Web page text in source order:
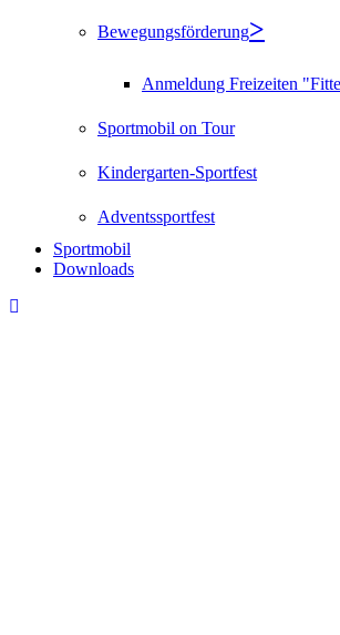
Bewegungsförderung
Anmeldung Freizeiten
Sportmobil on Tour
Kindergarten-Sportfest
Adventssportfest
Sportmobil
Downloads